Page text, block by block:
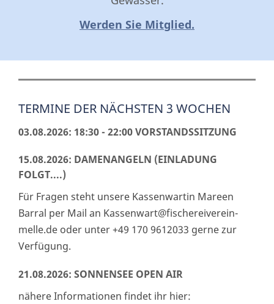
Werden Sie Mitglied.
TERMINE DER NÄCHSTEN 3 WOCHEN
03.08.2026: 18:30 - 22:00 VORSTANDSSITZUNG
15.08.2026: DAMENANGELN (EINLADUNG
FOLGT....)
Für Fragen steht unsere Kassenwartin Mareen
Barral per Mail an Kassenwart@fischereiverein-
melle.de oder unter +49 170 9612033 gerne zur
Verfügung.
21.08.2026: SONNENSEE OPEN AIR
nähere Informationen findet ihr hier: